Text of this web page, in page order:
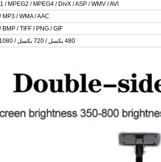
/ MPEG2 / MPEG4 / DivX / ASP / WMV / AVI
MP3 / WMA / AAC
BMP / TIFF / PNG / GIF
480 بكسل / 720 بكسل / 1080 بكسل